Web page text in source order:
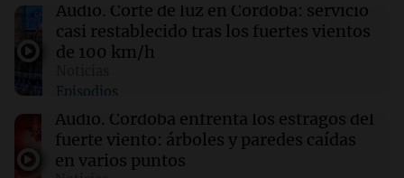
09:04 Libros
Un amigo gratis: la búsqueda de la aceptación
09:04 River Plate
River se enfrenta a Tigre en un duelo crucial
para el futuro de Coudet
Audio. Corte de luz en Córdoba: servicio
casi restablecido tras los fuertes vientos
de 100 km/h
Episodios
Audio. Córdoba enfrenta los estragos del
fuerte viento: árboles y paredes caídas
en varios puntos